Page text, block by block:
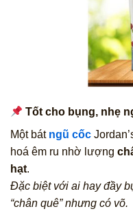
Tốt cho bụng, nhẹ
Một bát ngũ cốc
hoá êm ru nhờ lượng
hạt.
Đặc biệt với ai hay đầy
“chân quê” nhưng có võ.